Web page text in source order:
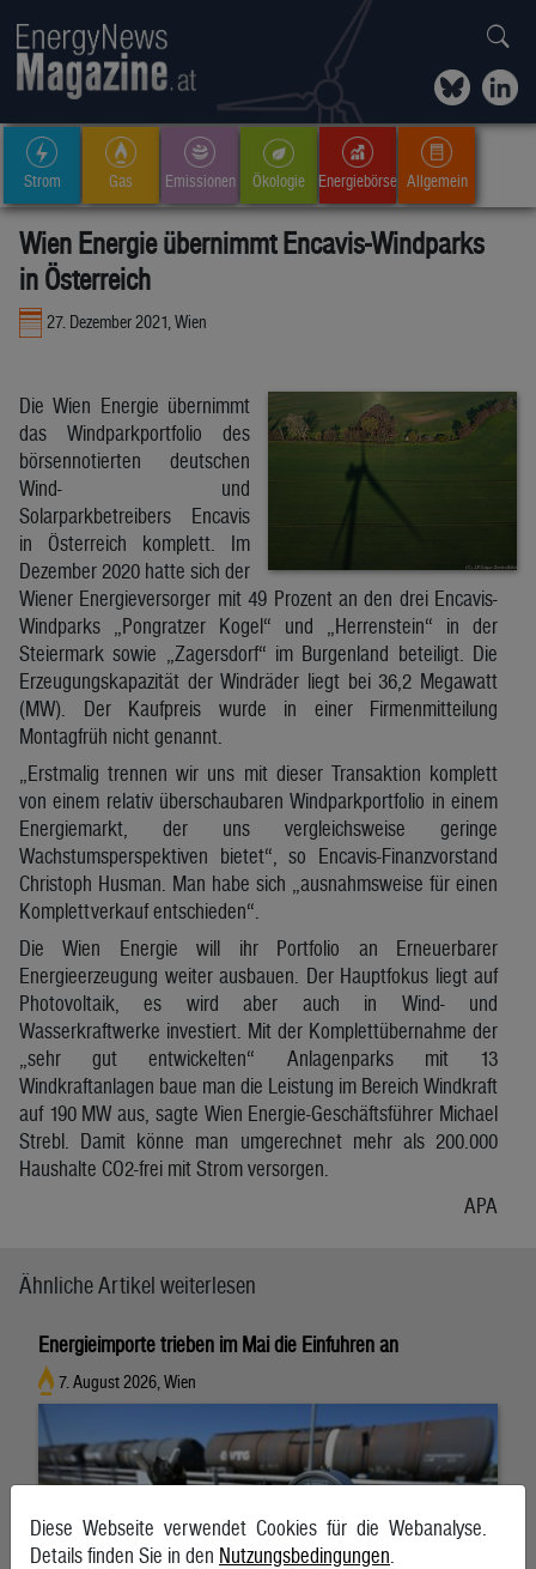
Strom Gas Emissionen Ökologie Energiebörse Allgemein
Wien Energie übernimmt Encavis-Windparks
in Österreich
27. Dezember 2021, Wien
Die Wien Energie übernimmt
das Windparkportfolio des
börsennotierten deutschen
Wind- und
Solarparkbetreibers Encavis
in Österreich komplett. Im
Dezember 2020 hatte sich der
Wiener Energieversorger mit 49 Prozent an den drei Encavis-
Windparks „Pongratzer Kogel“ und „Herrenstein“ in der
Steiermark sowie „Zagersdorf“ im Burgenland beteiligt. Die
Erzeugungskapazität der Windräder liegt bei 36,2 Megawatt
(MW). Der Kaufpreis wurde in einer Firmenmitteilung
Montagfrüh nicht genannt.
„Erstmalig trennen wir uns mit dieser Transaktion komplett
von einem relativ überschaubaren Windparkportfolio in einem
Energiemarkt, der uns vergleichsweise geringe
Wachstumsperspektiven bietet“, so Encavis-Finanzvorstand
Christoph Husman. Man habe sich „ausnahmsweise für einen
Komplettverkauf entschieden“.
Die Wien Energie will ihr Portfolio an Erneuerbarer
Energieerzeugung weiter ausbauen. Der Hauptfokus liegt auf
Photovoltaik, es wird aber auch in Wind- und
Wasserkraftwerke investiert. Mit der Komplettübernahme der
„sehr gut entwickelten“ Anlagenparks mit 13
Windkraftanlagen baue man die Leistung im Bereich Windkraft
auf 190 MW aus, sagte Wien Energie-Geschäftsführer Michael
Strebl. Damit könne man umgerechnet mehr als 200.000
Haushalte CO2-frei mit Strom versorgen.
APA
Ähnliche Artikel weiterlesen
Energieimporte trieben im Mai die Einfuhren an
7. August 2026, Wien
Diese Webseite verwendet Cookies für die Webanalyse.
Details finden Sie in den Nutzungsbedingungen